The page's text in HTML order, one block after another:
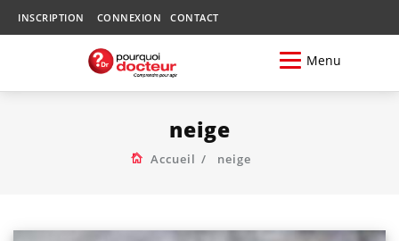
INSCRIPTION CONNEXION CONTACT
Menu
neige
Accueil neige